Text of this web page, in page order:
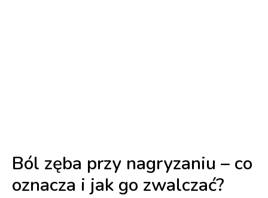
Ból zęba przy nagryzaniu – co
oznacza i jak go zwalczać?